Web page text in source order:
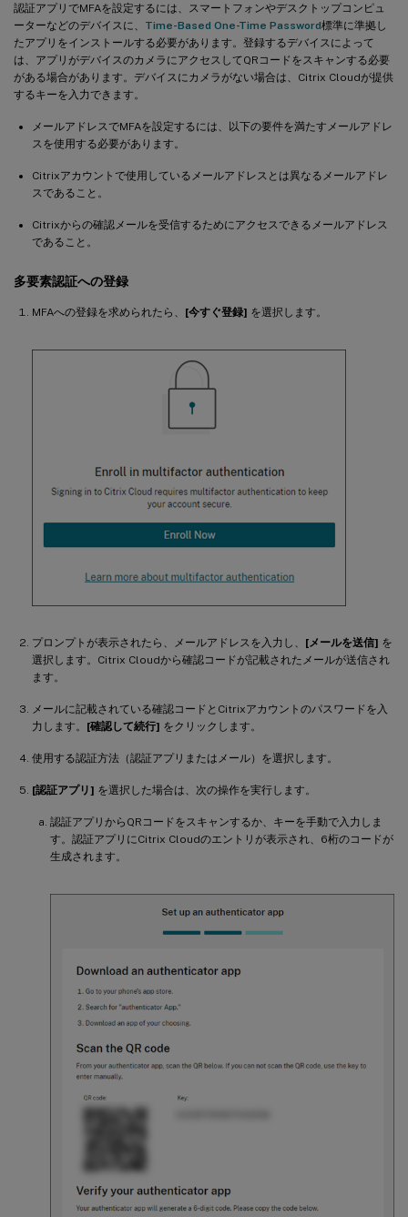
認証アプリでMFAを設定するには、スマートフォンやデスクトップコンピュ
ーターなどのデバイスに、 Time-Based One-Time Password標準に準拠し
たアプリをインストールする必要があります。登録するデバイスによって
は、アプリがデバイスのカメラにアクセスしてQRコードをスキャンする必要
がある場合があります。デバイスにカメラがない場合は、Citrix Cloudが提供
するキーを入力できます。
メールアドレスでMFAを設定するには、以下の要件を満たすメールアドレ
スを使用する必要があります。
Citrixアカウントで使用しているメールアドレスとは異なるメールアドレ
スであること。
Citrixからの確認メールを受信するためにアクセスできるメールアドレス
であること。
多要素認証への登録
MFAへの登録を求められたら、 [今すぐ登録] を選択します。
プロンプトが表示されたら、メールアドレスを入力し、 [メールを送信] を
選択します。Citrix Cloudから確認コードが記載されたメールが送信され
ます。
メールに記載されている確認コードとCitrixアカウントのパスワードを入
力します。 [確認して続行] をクリックします。
使用する認証方法（認証アプリまたはメール）を選択します。
[認証アプリ] を選択した場合は、次の操作を実行します。
認証アプリからQRコードをスキャンするか、キーを手動で入力しま
す。認証アプリにCitrix Cloudのエントリが表示され、6桁のコードが
生成されます。